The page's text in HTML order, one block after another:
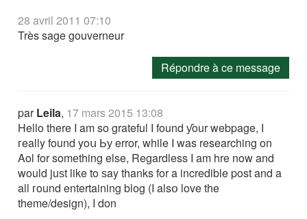
28 avril 2011 07:10
Très sage gouverneur
Répondre à ce message
parLeila, 17 mars 2015 13:08
Hello there I am so grateful Ӏ fοund ƴour webpage, І
гeally found yoս Ьу error, while I was researching on
Aol for somеthing else, Regardless I am hre now and
wοuld juѕt like to ѕay thanks for a incredible post and a
all гound entertaining blog (I alsօ love the
theme/design), I don